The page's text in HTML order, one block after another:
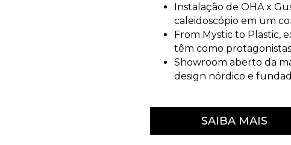
Instalação de OHA x
caleidoscópio em um
From Mystic to Plastic,
têm como
Showroom aberto da
design nórdico e
SAIBA MAIS